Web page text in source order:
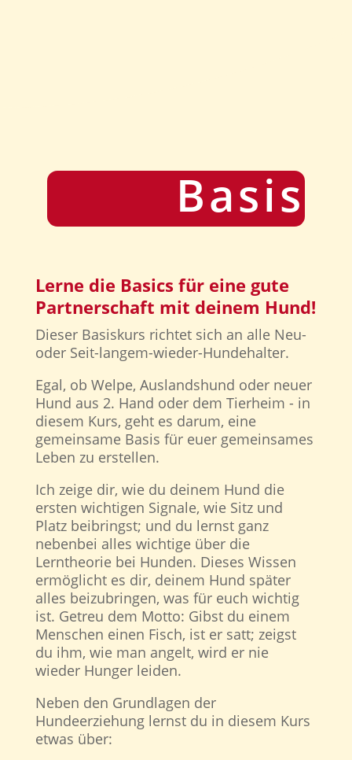
Lerne die Basics für eine gute
Partnerschaft mit deinem Hund!
Dieser Basiskurs richtet sich an alle Neu-
oder Seit-langem-wieder-Hundehalter.
Egal, ob Welpe, Auslandshund oder neuer
Hund aus 2. Hand oder dem Tierheim - in
diesem Kurs, geht es darum, eine
gemeinsame Basis für euer gemeinsames
Leben zu erstellen.
Ich zeige dir, wie du deinem Hund die
ersten wichtigen Signale, wie Sitz und
Platz beibringst; und du lernst ganz
nebenbei alles wichtige über die
Lerntheorie bei Hunden. Dieses Wissen
ermöglicht es dir, deinem Hund später
alles beizubringen, was für euch wichtig
ist. Getreu dem Motto: Gibst du einem
Menschen einen Fisch, ist er satt; zeigst
du ihm, wie man angelt, wird er nie
wieder Hunger leiden.
Neben den Grundlagen der
Hundeerziehung lernst du in diesem Kurs
etwas über: